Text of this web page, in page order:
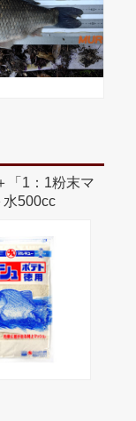
「1：1粉末マ
水500cc